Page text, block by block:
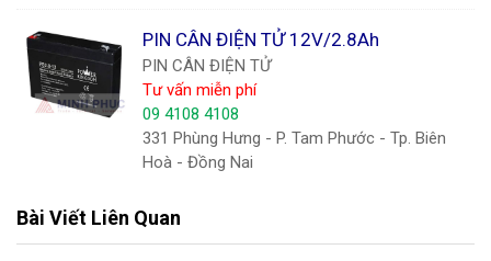
PIN CÂN ĐIỆN TỬ 12V/2.8Ah
PIN CÂN ĐIỆN TỬ
Tư vấn miễn phí
09 4108 4108
331 Phùng Hưng - P. Tam Phước - Tp. Biên
Hoà - Đồng Nai
Bài Viết Liên Quan